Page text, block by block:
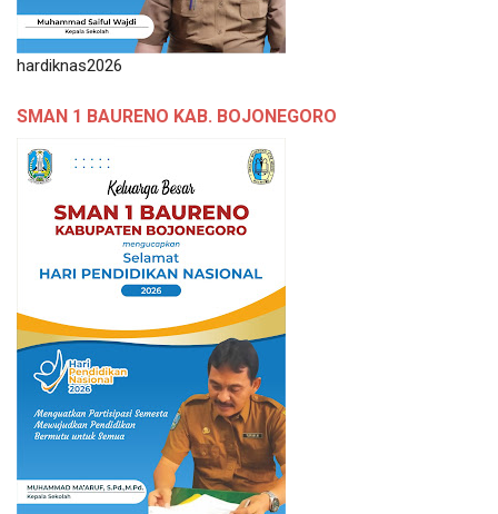
hardiknas2026
SMAN 1 BAURENO KAB. BOJONEGORO